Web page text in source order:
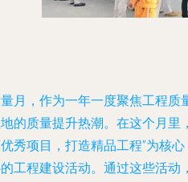
月，作为一年一度聚焦工程质
的质量提升热潮。在这个月里
秀项目，打造精品工程”为核
工程建设活动。通过这些活动